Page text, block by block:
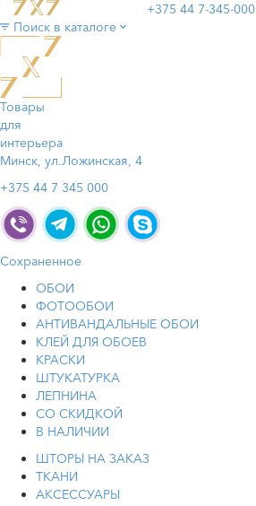
+375 44 7-345-000
Поиск в каталоге
Товары
для
интерьера
Минск, ул.Ложинская, 4
+375 44 7 345 000
Сохраненное
ОБОИ
ФОТООБОИ
АНТИВАНДАЛЬНЫЕ ОБОИ
КЛЕЙ ДЛЯ ОБОЕВ
КРАСКИ
ШТУКАТУРКА
ЛЕПНИНА
СО СКИДКОЙ
В НАЛИЧИИ
ШТОРЫ НА ЗАКАЗ
ТКАНИ
АКСЕССУАРЫ